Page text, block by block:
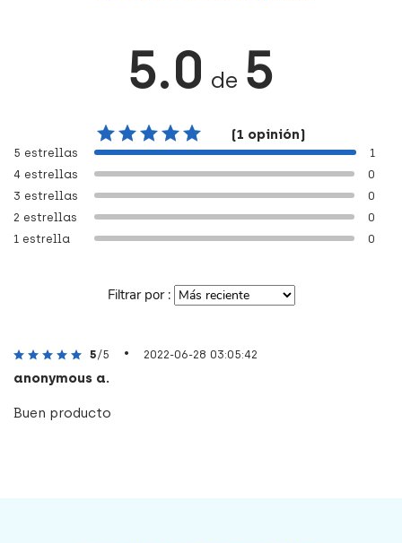
5.0 de 5
(1 opinión)
1 estrella 0
2 estrellas 0
3 estrellas 0
4 estrellas 0
5 estrellas 1
Filtrar por :
5/5 • 2022-06-28 03:05:42
anonymous a.
Buen producto